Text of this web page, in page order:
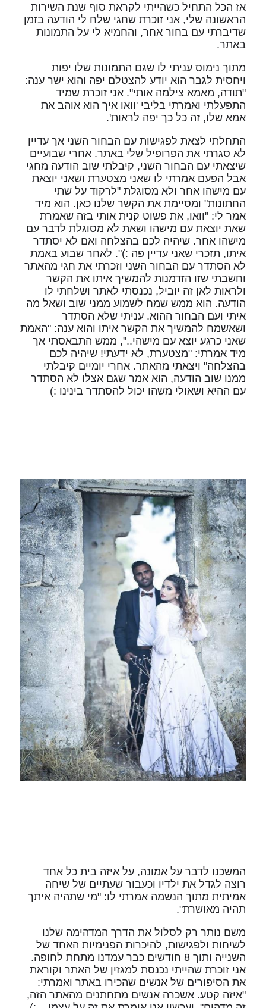
אז הכל התחיל כשהייתי לקראת סוף שנת השירות
הראשונה שלי, אני זוכרת שחגי שלח לי הודעה בזמן
שדיברתי עם בחור אחר, והחמיא לי על התמונות
באתר.
מתוך נימוס עניתי לו שגם התמונות שלו יפות
ויחסית לגבר הוא יודע להצטלם יפה והוא ישר ענה:
"תודה, מאמא צילמה אותי". אני זוכרת שמיד
התפעלתי ואמרתי בליבי 'וואו איך הוא אוהב את
אמא שלו, זה כל כך יפה לראות'.
התחלתי לצאת לפגישות עם הבחור השני אך עדיין
לא סגרתי את הפרופיל שלי באתר. אחרי שבועיים
שיצאתי עם הבחור השני, קיבלתי שוב הודעה מחגי
אבל הפעם אמרתי לו שאני מצטערת ושאני יוצאת
עם מישהו אחר ולא מסוגלת "לרקוד על שתי
החתונות" ומסיימת את הקשר שלנו כאן. הוא מיד
אמר לי: "וואו, את פשוט קנית אותי בזה שאמרת
שאת יוצאת עם מישהו ושאת לא מסוגלת לדבר עם
מישהו אחר. שיהיה לכם בהצלחה ואם לא יסתדר
איתו, תזכרי שאני עדיין פה :)". לאחר שבוע באמת
לא הסתדר עם הבחור השני וזכרתי את חגי מהאתר
וחשבתי שזו הזדמנות להמשיך איתו את הקשר
ולראות לאן זה יוביל, נכנסתי לאתר ושלחתי לו
הודעה. הוא ממש שמח לשמוע ממני שוב ושאל מה
איתי ועם הבחור ההוא. עניתי שלא הסתדר
ושאשמח להמשיך את הקשר איתו והוא ענה: "האמת
שאני כרגע יוצא עם מישהי..", ממש התבאסתי אך
מיד אמרתי: "מצטערת, לא ידעתי! שיהיה לכם
בהצלחה" ויצאתי מהאתר. אחרי יומיים קיבלתי
ממנו שוב הודעה, הוא אמר שגם אצלו לא הסתדר
עם ההיא ושאולי משהו יכול להסתדר בינינו :)
המשכנו לדבר על אמונה, על איזה בית כל אחד
רוצה לגדל את ילדיו וכעבור שעתיים של שיחה
אמיתית מתוך הנשמה אמרתי לו: "מי שתהיה איתך
תהיה מאושרת".
משם נותר רק לסלול את הדרך המדהימה שלנו
לשיחות ולפגישות, להיכרות הפנימיות האחד של
השנייה ותוך 8 חודשים כבר עמדנו מתחת לחופה.
אני זוכרת שהייתי נכנסת למגזין של האתר וקוראת
את הסיפורים של אנשים שהכירו באתר ואמרתי:
"איזה קטע. אשכרה אנשים מתחתנים מהאתר הזה,